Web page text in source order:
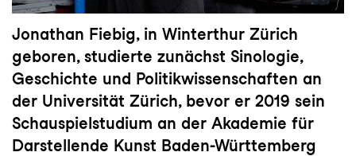
Jonathan Fiebig, in Winterthur Zürich
geboren, studierte zunächst Sinologie,
Geschichte und Politikwissenschaften an
der Universität Zürich, bevor er 2019 sein
Schauspielstudium an der Akademie für
Darstellende Kunst Baden-Württemberg